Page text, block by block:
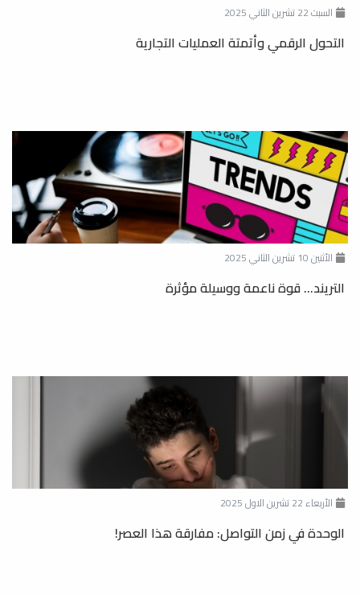
السبت 22 تشرين الثاني 2025
التحول الرقمي وأتمتة العمليات التجارية
الأثنين 10 تشرين الثاني 2025
التريند... قوة ناعمة ووسيلة مؤثرة
الأربعاء 22 تشرين الاول 2025
الوحدة في زمن التواصل: مفارقة هذا العصر!